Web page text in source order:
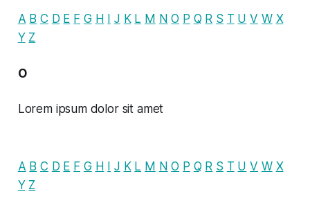
A B C D E F G H J K L M N O P Q R S T U V W X
Y Z
O
Lorem ipsum dolor sit amet
A B C D E F G H J K L M N O P Q R S T U V W X
Y Z